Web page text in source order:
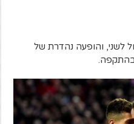
לשני, והופעה נהדרת של